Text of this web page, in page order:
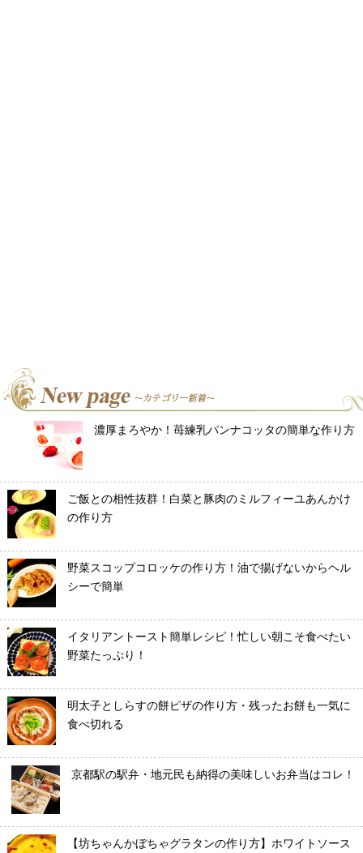
濃厚まろやか！苺練乳パンナコッタの簡単な作り方
ご飯との相性抜群！白菜と豚肉のミルフィーユあんかけ
の作り方
野菜スコップコロッケの作り方！油で揚げないからヘル
シーで簡単
イタリアントースト簡単レシピ！忙しい朝こそ食べたい
野菜たっぷり！
明太子としらすの餅ピザの作り方・残ったお餅も一気に
食べ切れる
京都駅の駅弁・地元民も納得の美味しいお弁当はコレ！
【坊ちゃんかぼちゃグラタンの作り方】ホワイトソース